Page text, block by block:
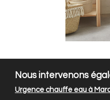
Nous intervenons
Urgence chauffe eau à